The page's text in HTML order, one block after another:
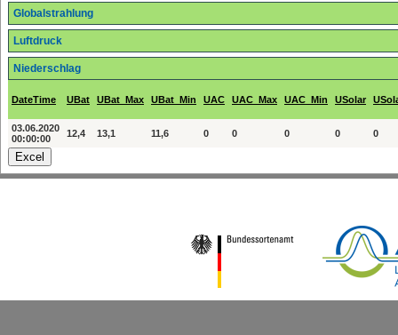
Globalstrahlung
Luftdruck
Niederschlag
DateTime UBat UBat_Max UBat_Min UAC UAC_Max UAC_Min USolar
03.06.2020
00:00:00
12,4 13,1 11,6 0 0 0 0 0